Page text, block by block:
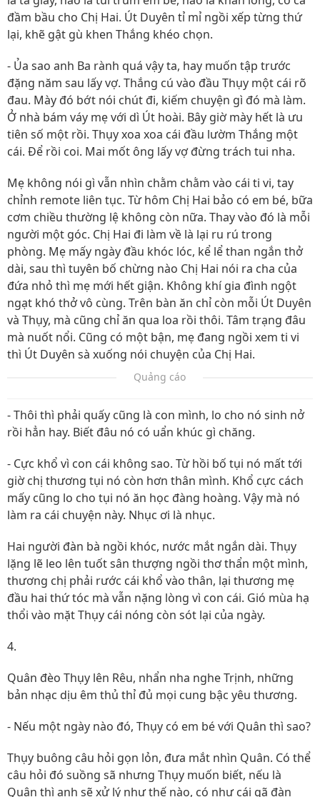
đầm bầu cho Chị Hai. Út Duyên tỉ mỉ ngồi xếp từng thứ
lại, khẽ gật gù khen Thắng khéo chọn.
- Ủa sao anh Ba rành quá vậy ta, hay muốn tập trước
đặng năm sau lấy vợ. Thắng cú vào đầu Thụy một cái rõ
đau. Mày đó bớt nói chút đi, kiếm chuyện gì đó mà làm.
Ở nhà bám váy mẹ với dì Út hoài. Bây giờ mày hết là ưu
tiên số một rồi. Thụy xoa xoa cái đầu lườm Thắng một
cái. Để rồi coi. Mai mốt ông lấy vợ đừng trách tui nha.
Mẹ không nói gì vẫn nhìn chằm chằm vào cái ti vi, tay
chỉnh remote liên tục. Từ hôm Chị Hai bảo có em bé, bữa
cơm chiều thường lệ không còn nữa. Thay vào đó là mỗi
người một góc. Chị Hai đi làm về là lại ru rú trong
phòng. Mẹ mấy ngày đầu khóc lóc, kể lể than ngắn thở
dài, sau thì tuyên bố chừng nào Chị Hai nói ra cha của
đứa nhỏ thì mẹ mới hết giận. Không khí gia đình ngột
ngạt khó thở vô cùng. Trên bàn ăn chỉ còn mỗi Út Duyên
và Thụy, mà cũng chỉ ăn qua loa rồi thôi. Tâm trạng đâu
mà nuốt nổi. Cũng có một bận, mẹ đang ngồi xem ti vi
thì Út Duyên sà xuống nói chuyện của Chị Hai.
Quảng cáo
- Thôi thì phải quấy cũng là con mình, lo cho nó sinh nở
rồi hẳn hay. Biết đâu nó có uẩn khúc gì chăng.
- Cực khổ vì con cái không sao. Từ hồi bố tụi nó mất tới
giờ chị thương tụi nó còn hơn thân mình. Khổ cực cách
mấy cũng lo cho tụi nó ăn học đàng hoàng. Vậy mà nó
làm ra cái chuyện này. Nhục ơi là nhục.
Hai người đàn bà ngồi khóc, nước mắt ngắn dài. Thụy
lặng lẽ leo lên tuốt sân thượng ngồi thơ thẩn một mình,
thương chị phải rước cái khổ vào thân, lại thương mẹ
đầu hai thứ tóc mà vẫn nặng lòng vì con cái. Gió mùa hạ
thổi vào mặt Thụy cái nóng còn sót lại của ngày.
4.
Quân đèo Thụy lên Rêu, nhẩn nha nghe Trịnh, những
bản nhạc dịu êm thủ thỉ đủ mọi cung bậc yêu thương.
- Nếu một ngày nào đó, Thụy có em bé với Quân thì sao?
Thụy buông câu hỏi gọn lỏn, đưa mắt nhìn Quân. Có thể
câu hỏi đó suồng sã nhưng Thụy muốn biết, nếu là
Quân thì anh sẽ xử lý như thế nào, có như cái gã đàn